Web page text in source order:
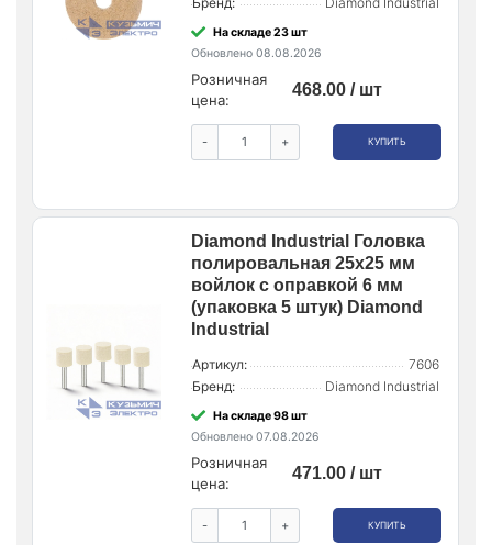
На складе 23 шт
Обновлено 08.08.2026
Розничная
цена:
468.00 / шт
- + КУПИТЬ
Diamond Industrial Головка
полировальная 25х25 мм
войлок с оправкой 6 мм
(упаковка 5 штук) Diamond
Industrial
Артикул:
7606
Бренд:
Diamond Industrial
На складе 98 шт
Обновлено 07.08.2026
Розничная
цена:
471.00 / шт
- + КУПИТЬ